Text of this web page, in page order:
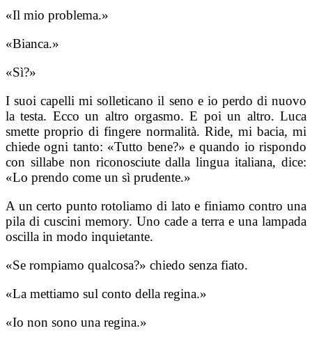
«Il mio problema.»
«Bianca.»
«Sì?»
I suoi capelli mi solleticano il seno e io perdo di nuovo
la testa. Ecco un altro orgasmo. E poi un altro. Luca
smette proprio di fingere normalità. Ride, mi bacia, mi
chiede ogni tanto: «Tutto bene?» e quando io rispondo
con sillabe non riconosciute dalla lingua italiana, dice:
«Lo prendo come un sì prudente.»
A un certo punto rotoliamo di lato e finiamo contro una
pila di cuscini memory. Uno cade a terra e una lampada
oscilla in modo inquietante.
«Se rompiamo qualcosa?» chiedo senza fiato.
«La mettiamo sul conto della regina.»
«Io non sono una regina.»